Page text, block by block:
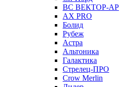
ВС ВЕКТОР-АР
AX PRO
Болид
Рубеж
Астра
Альтоника
Галактика
Стрелец-ПРО
Crow Merlin